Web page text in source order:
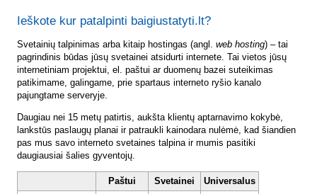
Ieškote kur patalpinti baigiustatyti.lt?
Svetainių talpinimas arba kitaip hostingas (angl. web hosting) – tai
pagrindinis būdas jūsų svetainei atsidurti internete. Tai vietos jūsų
internetiniam projektui, el. paštui ar duomenų bazei suteikimas
patikimame, galingame, prie spartaus interneto ryšio kanalo
pajungtame serveryje.
Daugiau nei 15 metų patirtis, aukšta klientų aptarnavimo kokybė,
lankstūs paslaugų planai ir patraukli kainodara nulėmė, kad šiandien
pas mus savo interneto svetaines talpina ir mumis pasitiki
daugiausiai šalies gyventojų.
Paštui Svetainei
Universalus